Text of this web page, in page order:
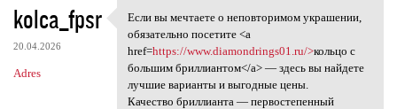
kolca_fpsr
20.04.2026
Adres
Если вы мечтаете о
Если вы мечтаете о неповторимом украшении,
обязательно посетите <a
href=https://www.diamondrings01.ru/>кольцо с
большим бриллиантом</a> — здесь вы найдете
лучшие варианты и выгодные цены.
Качество бриллианта — первостепенный